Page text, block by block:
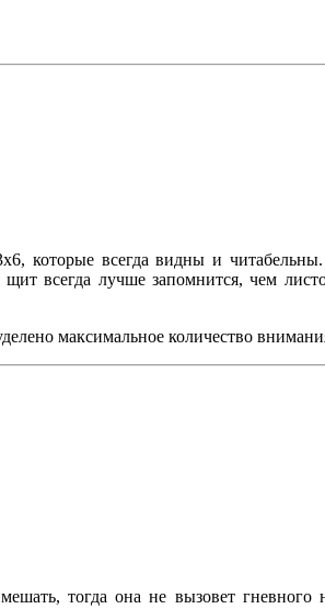
которые всегда видны и
всегда лучше запомнится, чем
максимальное количество
тогда она не вызовет гневного